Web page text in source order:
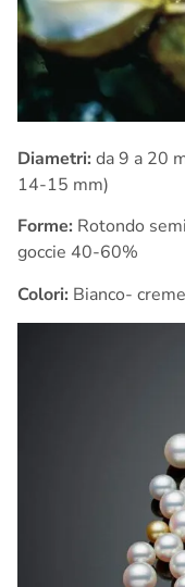
Diametri: da 9 a 20
14-15 mm)
Forme: Rotondo
goccie 40-60%
Colori: Bianco-